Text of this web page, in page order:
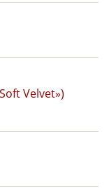
Velvet»)